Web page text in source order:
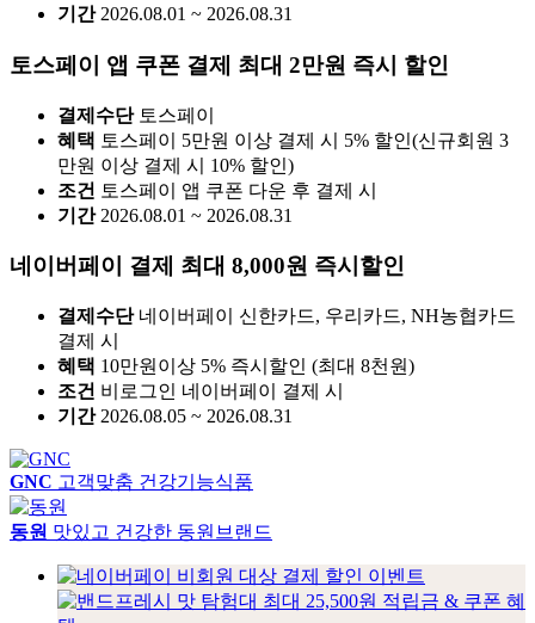
기간 2026.08.01 ~ 2026.08.31
토스페이 앱 쿠폰 결제 최대 2만원 즉시 할인
결제수단 토스페이
혜택 토스페이 5만원 이상 결제 시 5% 할인(신규회원 3
만원 이상 결제 시 10% 할인)
조건 토스페이 앱 쿠폰 다운 후 결제 시
기간 2026.08.01 ~ 2026.08.31
네이버페이 결제 최대 8,000원 즉시할인
결제수단 네이버페이 신한카드, 우리카드, NH농협카드
결제 시
혜택 10만원이상 5% 즉시할인 (최대 8천원)
조건 비로그인 네이버페이 결제 시
기간 2026.08.05 ~ 2026.08.31
GNC 고객맞춤 건강기능식품
동원 맛있고 건강한 동원브랜드